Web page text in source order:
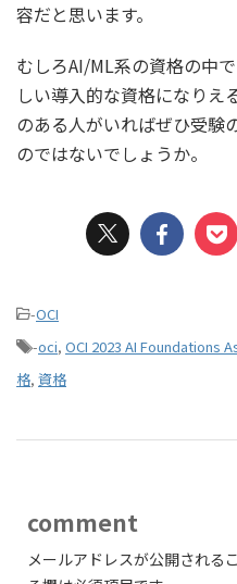
容だと思います。
むしろAI/ML系の資格の中
しい導入的な資格になりえ
のある人がいればぜひ受験
のではないでしょうか。
-OCI
-oci, OCI 2023 AI Foundations
格, 資格
comment
メールアドレスが公開される